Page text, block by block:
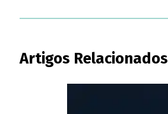
Artigos Relacionados